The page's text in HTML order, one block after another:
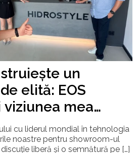
un
elită: EOS
viziunea mea
cu liderul mondial în tehnologia
noastre pentru showroom-ul
liberă și o semnătură pe […]